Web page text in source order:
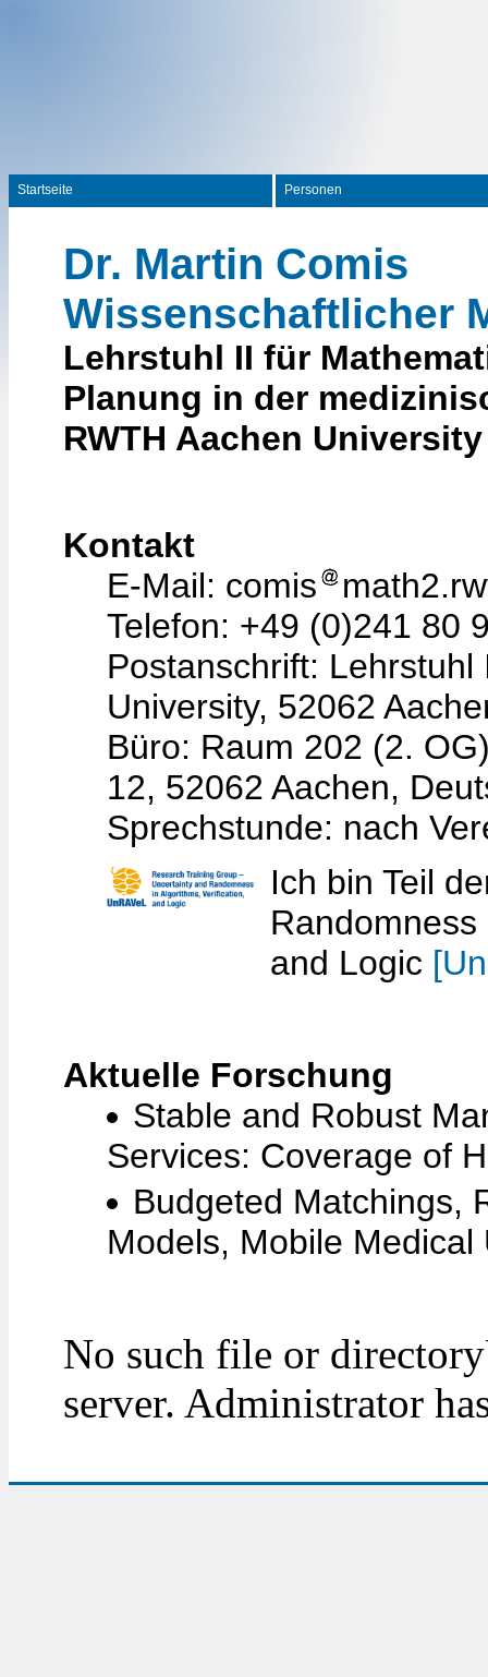
Startseite Personen
Dr. Martin Comis
Wissenschaftlicher
Lehrstuhl II für
Planung in der
RWTH Aachen University
Kontakt
E-Mail: comis
Telefon: +49 (0)241 80
Postanschrift:
University, 52062
Büro: Raum 202 (2.
12, 52062 Aachen,
Sprechstunde: nach
Ich bin Teil
and Logic
Aktuelle Forschung
Stable and Robust
Services: Coverage of
Budgeted Matchings,
Models, Mobile Medical
No such file or
server. Administrator